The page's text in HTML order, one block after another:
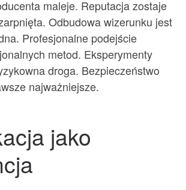
maleje. Reputacja zostaje
Odbudowa wizerunku jest
Profesjonalne podejście
metod. Eksperymenty
droga. Bezpieczeństwo
najważniejsze.
jako